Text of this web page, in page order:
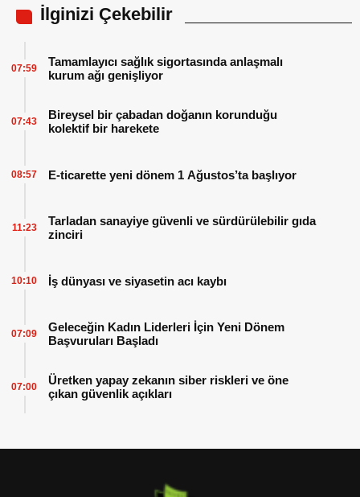
İlginizi Çekebilir
Tamamlayıcı sağlık sigortasında anlaşmalı
kurum ağı genişliyor
07:59
Bireysel bir çabadan doğanın korunduğu
kolektif bir harekete
07:43
E-ticarette yeni dönem 1 Ağustos’ta başlıyor
08:57
Tarladan sanayiye güvenli ve sürdürülebilir gıda
zinciri
11:23
İş dünyası ve siyasetin acı kaybı
10:10
Geleceğin Kadın Liderleri İçin Yeni Dönem
Başvuruları Başladı
07:09
Üretken yapay zekanın siber riskleri ve öne
çıkan güvenlik açıkları
07:00